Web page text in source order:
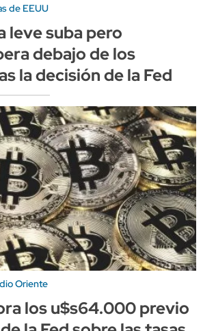
de EEUU
leve suba pero
debajo de los
la decisión de la Fed
Oriente
los u$s64.000 previo